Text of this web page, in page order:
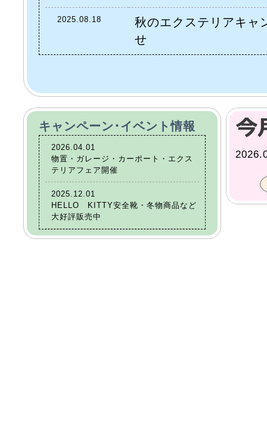
2025.08.18
秋のエクステリアキャ
せ
キャンペーン･イベント情報
2026.04.01
物置・ガレージ・カーポート・エクス
テリアフェア開催
2025.12.01
HELLO KITTY安全靴・冬物商品など
大好評販売中